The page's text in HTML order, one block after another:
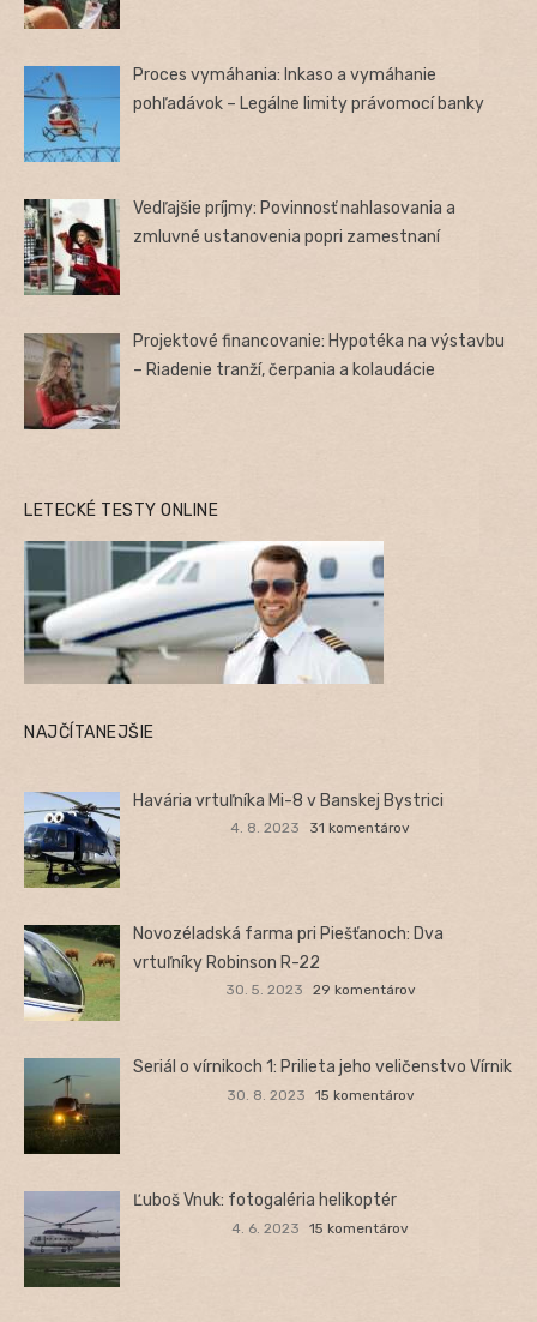
Proces vymáhania: Inkaso a vymáhanie
pohľadávok – Legálne limity právomocí banky
Vedľajšie príjmy: Povinnosť nahlasovania a
zmluvné ustanovenia popri zamestnaní
Projektové financovanie: Hypotéka na výstavbu
– Riadenie tranží, čerpania a kolaudácie
LETECKÉ TESTY ONLINE
NAJČÍTANEJŠIE
Havária vrtuľníka Mi-8 v Banskej Bystrici
4. 8. 2023 31 komentárov
Novozéladská farma pri Piešťanoch: Dva
vrtuľníky Robinson R-22
30. 5. 2023 29 komentárov
Seriál o vírnikoch 1: Prilieta jeho veličenstvo Vírnik
30. 8. 2023 15 komentárov
Ľuboš Vnuk: fotogaléria helikoptér
4. 6. 2023 15 komentárov